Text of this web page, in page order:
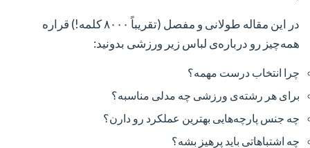
در این مقاله طولانی و مفصل (تقریباً ۸۰۰۰ کلمه!) قراره
همه‌چیز رو درباره‌ی لباس زیر ورزشی بدونید:
چرا انتخاب درست مهمه؟
برای هر رشته‌ی ورزشی چه مدلی مناسبه؟
چه جنس پارچه‌هایی بهترین عملکرد رو دارن؟
چه اشتباهاتی باید پرهیز بشه؟